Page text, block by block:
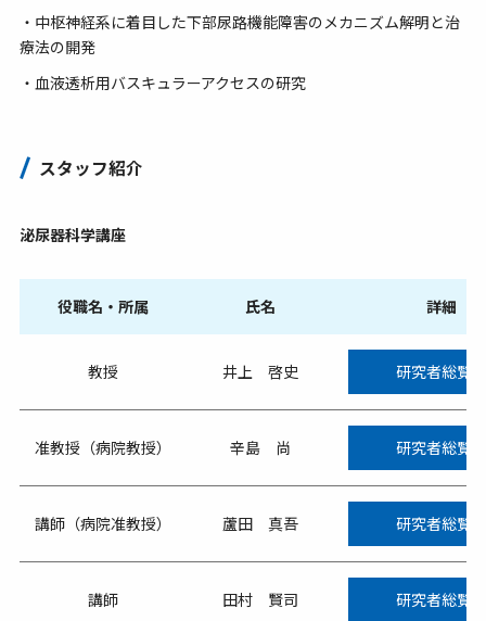
・中枢神経系に着目した下部尿路機能障害のメカニズム解明と治
療法の開発
・血液透析用バスキュラーアクセスの研究
スタッフ紹介
役職名・所属 氏名 詳細
泌尿器科学講座
教授 井上 啓史 研究者総覧へ
准教授（病院教授） 辛島 尚 研究者総覧へ
講師（病院准教授） 蘆田 真吾 研究者総覧へ
講師 田村 賢司 研究者総覧へ